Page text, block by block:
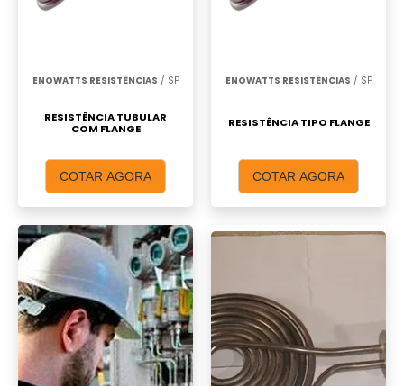
ENOWATTS RESISTÊNCIAS / SP
RESISTÊNCIA TUBULAR
COM FLANGE
COTAR AGORA
ENOWATTS RESISTÊNCIAS / SP
RESISTÊNCIA TIPO FLANGE
COTAR AGORA